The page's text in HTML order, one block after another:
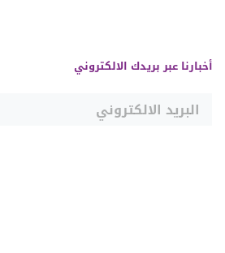
أخبارنا عبر بريدك الالكتروني